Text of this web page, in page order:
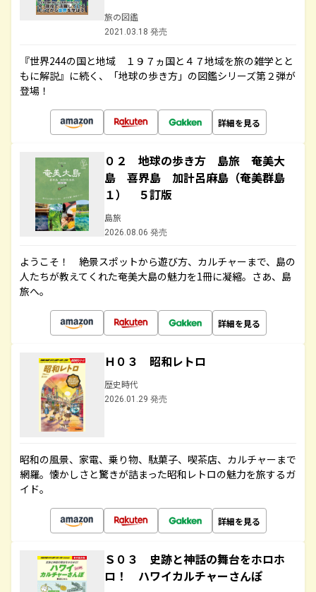
旅の図鑑
2021.03.18 発売
『世界244の国と地域 １９７ヵ国と４７地域を旅の雑学とと
もに解説』に続く、「地球の歩き方」の図鑑シリーズ第２弾が
登場！
詳細を見る
０２ 地球の歩き方 島旅 奄美大
島 喜界島 加計呂麻島（奄美群島
１） ５訂版
島旅
2026.08.06 発売
ようこそ！ 絶景スポットから遊び方、カルチャーまで、島の
人たちが教えてくれた奄美大島の魅力を1冊に凝縮。さあ、島
旅へ。
詳細を見る
Ｈ０３ 昭和レトロ
歴史時代
2026.01.29 発売
昭和の風景、家電、乗り物、駄菓子、喫茶店、カルチャーまで
網羅。懐かしさと驚きが詰まった昭和レトロの魅力を旅するガ
イド。
詳細を見る
Ｓ０３ 史跡と神話の舞台をホロホ
ロ！ ハワイカルチャーさんぽ